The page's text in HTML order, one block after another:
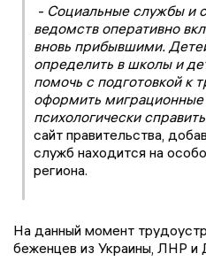
- Социальные службы и
ведомств оперативно
вновь прибывшими.
определить в школы и
помочь с подготовкой к
оформить
психологически
сайт правительства,
служб находится на
региона.
На данный момент
беженцев из Украины, ЛНР и